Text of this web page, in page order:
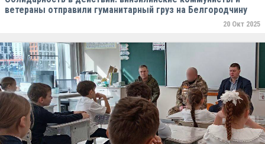
ветераны отправили гуманитарный груз на Белгородчину
20 Окт 2025